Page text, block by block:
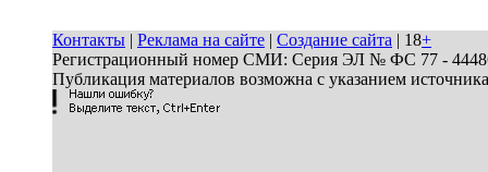
Контакты | Реклама на сайте | Создание сайта | 18+
Регистрационный номер СМИ: Серия ЭЛ № ФС 77 - 44486
Публикация материалов возможна с указанием